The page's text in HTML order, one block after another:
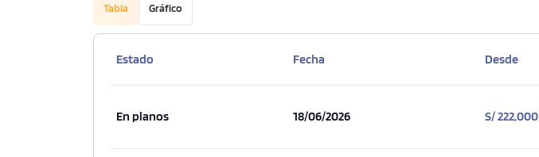
Tabla Gráfico
Estado Fecha Desde
En planos 18/06/2026 S/ 222,000